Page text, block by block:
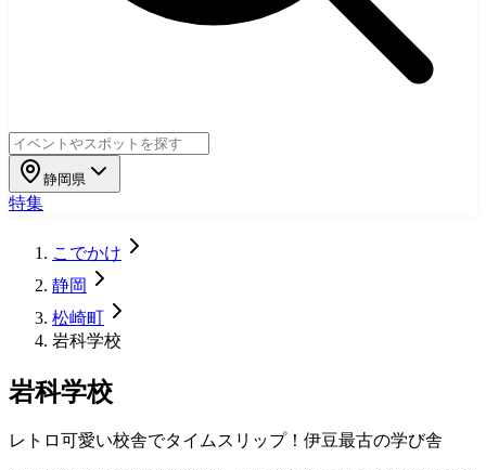
静岡県
特集
こでかけ
静岡
松崎町
岩科学校
岩科学校
レトロ可愛い校舎でタイムスリップ！伊豆最古の学び舎